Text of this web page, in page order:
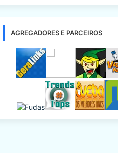
AGREGADORES E PARCEIROS